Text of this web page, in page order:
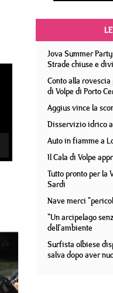
Jova Summer
Strade chiuse e
Conto alla
di Volpe di Porto
Aggius vince la
Disservizio idrico
Auto in fiamme a
Il Cala di Volpe
Tutto pronto per la
Sardi
Nave merci
"Un arcipelago
dell'ambiente
Surfista olbiese
salva dopo aver